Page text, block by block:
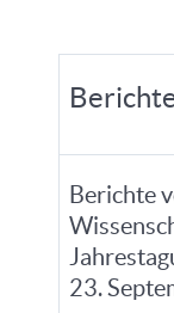
Berichte
23.